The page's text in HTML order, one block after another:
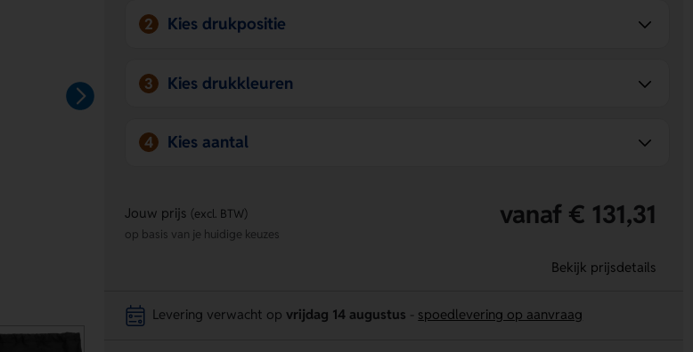
2 Kies drukpositie
3 Kies drukkleuren
4 Kies aantal
Jouw prijs (excl. BTW) vanaf € 131,31
op basis van je huidige keuzes
Bekijk prijsdetails
Levering verwacht opvrijdag 14 augustus spoedlevering op aanvraag